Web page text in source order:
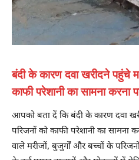
बंदी के कारण दवा खरीदने पहुंचे
काफी परेशानी का सामना करना
आपको बता दें कि बंदी के कारण दवा
परिजनों को काफी परेशानी का सामना
वाले मरीजों, बुजुर्गों और बच्चों के